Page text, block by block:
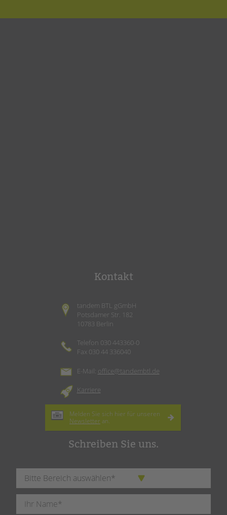
Kontakt
tandem BTL gGmbH
Potsdamer Str. 182
10783 Berlin
Telefon 030 443360-0
Fax 030 44 336040
E-Mail: office@tandembtl.de
Karriere
Melden Sie sich hier für unseren
Newsletter an.
Schreiben Sie uns.